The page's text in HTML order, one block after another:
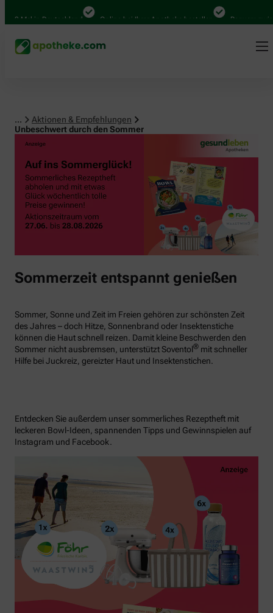
Mal in Deutschland Online bei Ihrer Apotheke bestellen Bequem
...
Aktionen & Empfehlungen
Unbeschwert durch den Sommer
Sommerzeit entspannt genießen
Sommer, Sonne und Zeit im Freien gehören zur schönsten Zeit
des Jahres – doch Hitze, Sonnenbrand oder Insektenstiche
können die Haut schnell reizen. Damit kleine Beschwerden den
Sommer nicht ausbremsen, unterstützt Soventol® mit schneller
Hilfe bei Juckreiz, gereizter Haut und Insektenstichen.
Entdecken Sie außerdem unser sommerliches Rezeptheft mit
leckeren Bowl-Ideen, spannenden Tipps und Gewinnspielen auf
Instagram und Facebook.